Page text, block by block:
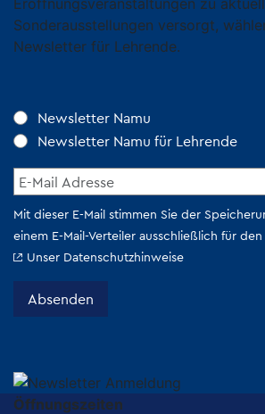
Sonderausstellungen versorgt,
Newsletter für Lehrende.
Öffnungszeiten